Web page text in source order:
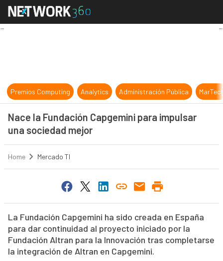
Nace la Fundación Capgemini
Premios Computing Analytics Administración Pública
Nace la Fundación Capgemini para impulsar
una sociedad mejor
Home Mercado TI
La Fundación Capgemini ha sido creada en España
para dar continuidad al proyecto iniciado por la
Fundación Altran para la Innovación tras completarse
la integración de Altran en Capgemini.